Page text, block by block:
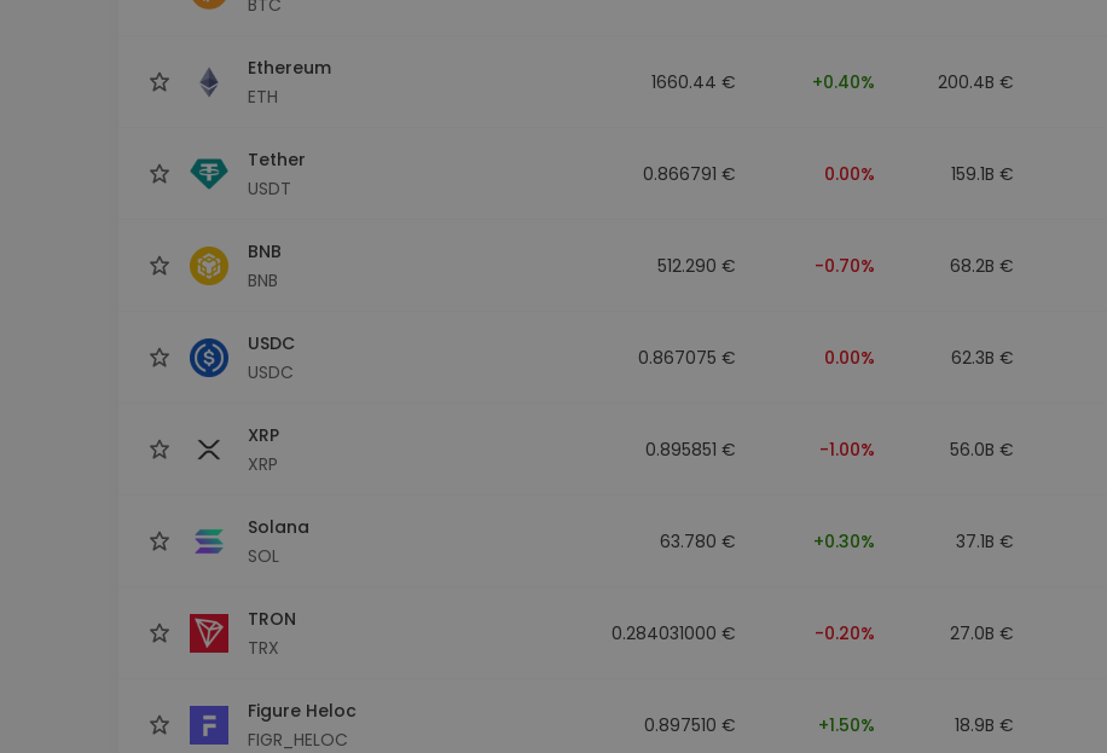
Ethereum
ETH
1660.44 € +0.40% 200.4B €
Tether
USDT
0.866791 € 0.00% 159.1B €
BNB
BNB
512.290 € -0.70% 68.2B €
USDC
USDC
0.867075 € 0.00% 62.3B €
XRP
XRP
0.895851 € -1.00% 56.0B €
Solana
SOL
63.780 € +0.30% 37.1B €
TRON
TRX
0.284031000 € -0.20% 27.0B €
Figure Heloc
FIGR_HELOC
0.897510 € +1.50% 18.9B €